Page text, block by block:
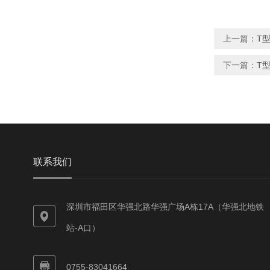
上一篇： T
下一篇： T
联系我们
深圳市福田区华强北路华强广场A栋17A（华强北地铁
站-A口）
0755-83041664